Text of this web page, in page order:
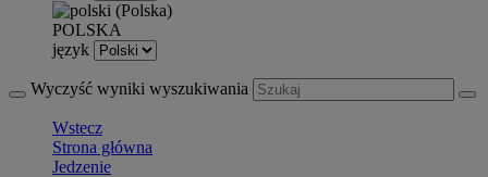
POLSKA
język
Wyczyść wyniki wyszukiwania
Wstecz
Strona główna
Jedzenie